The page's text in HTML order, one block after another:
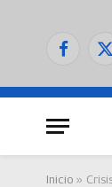
X
Inicio »